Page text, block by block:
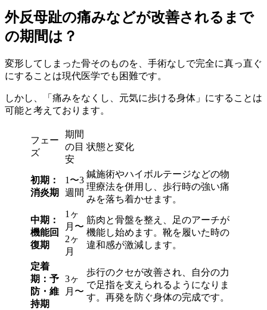
外反母趾の痛みなどが改善されるまで
の期間は？
変形してしまった骨そのものを、手術なしで完全に真っ直ぐ
にすることは現代医学でも困難です。
しかし、「痛みをなくし、元気に歩ける身体」にすることは
可能と考えております。
フェー
ズ
期間
の目
安
状態と変化
初期：
消炎期
1〜3
週間
鍼施術やハイボルテージなどの物
理療法を併用し、歩行時の強い痛
みを落ち着かせます。
中期：
機能回
復期
1ヶ
月〜
2ヶ
月
筋肉と骨盤を整え、足のアーチが
機能し始めます。靴を履いた時の
違和感が激減します。
定着
期：予
防・維
持期
3ヶ
月〜
歩行のクセが改善され、自分の力
で足指を支えられるようになりま
す。再発を防ぐ身体の完成です。